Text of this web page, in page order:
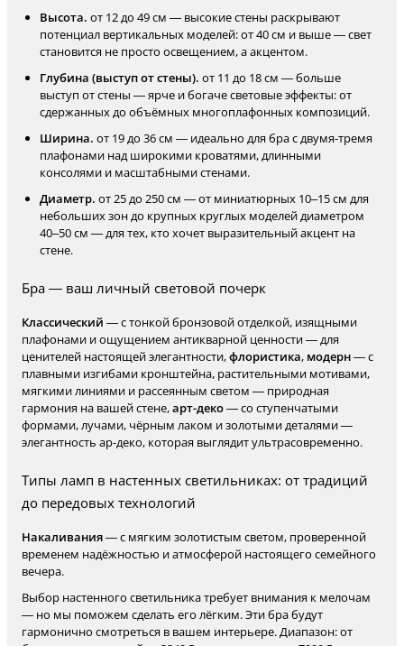
Высота. от 12 до 49 см — высокие стены раскрывают
потенциал вертикальных моделей: от 40 см и выше — свет
становится не просто освещением, а акцентом.
Глубина (выступ от стены). от 11 до 18 см — больше
выступ от стены — ярче и богаче световые эффекты: от
сдержанных до объёмных многоплафонных композиций.
Ширина. от 19 до 36 см — идеально для бра с двумя-тремя
плафонами над широкими кроватями, длинными
консолями и масштабными стенами.
Диаметр. от 25 до 250 см — от миниатюрных 10–15 см для
небольших зон до крупных круглых моделей диаметром
40–50 см — для тех, кто хочет выразительный акцент на
стене.
Бра — ваш личный световой почерк
Классический — с тонкой бронзовой отделкой, изящными
плафонами и ощущением антикварной ценности — для
ценителей настоящей элегантности,флористика, модерн— с
плавными изгибами кронштейна, растительными мотивами,
мягкими линиями и рассеянным светом — природная
гармония на вашей стене,арт-деко— со ступенчатыми
формами, лучами, чёрным лаком и золотыми деталями —
элегантность ар-деко, которая выглядит ультрасовременно.
Типы ламп в настенных светильниках: от традиций
до передовых технологий
Накаливания— с мягким золотистым светом, проверенной
временем надёжностью и атмосферой настоящего семейного
вечера.
Выбор настенного светильника требует внимания к мелочам
— но мы поможем сделать его лёгким. Эти бра будут
гармонично смотреться в вашем интерьере. Диапазон: от